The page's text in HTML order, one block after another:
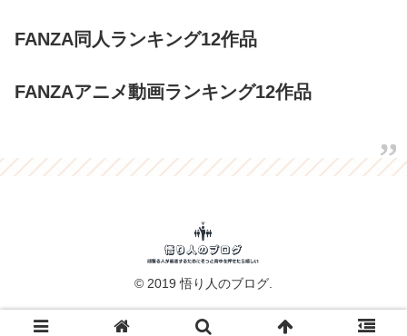
FANZA同人ランキング12作品
FANZAアニメ動画ランキング12作品
© 2019 悟り人のブログ.